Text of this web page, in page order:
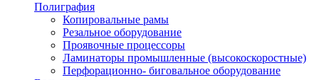
Полиграфия
Копировальные рамы
Резальное оборудование
Проявочные процессоры
Ламинаторы промышленные (высокоскоростные)
Перфорационно- биговальное оборудование